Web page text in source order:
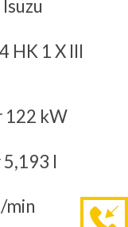
HK 1 X III
122 kW
l
min